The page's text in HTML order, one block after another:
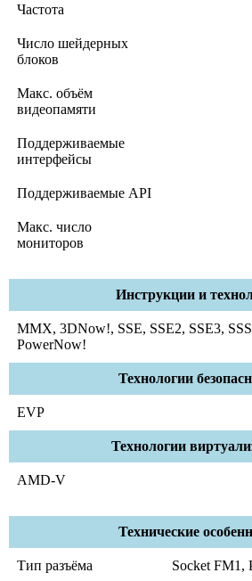
Частота
Число шейдерных
блоков
Макс. объём
видеопамяти
Поддерживаемые
интерфейсы
Поддерживаемые API
Макс. число
мониторов
Инструкции и
MMX, 3DNow!, SSE, SSE2, SSE3,
PowerNow!
Технологии
EVP
Технологии
AMD-V
Технические
Тип разъёма Socket FM1,